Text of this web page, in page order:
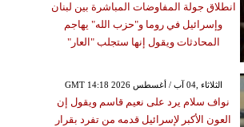
انطلاق جولة المفاوضات المباشرة بين لبنان
وإسرائيل في روما و"حزب الله" يهاجم
المحادثات ويقول إنها ستجلب "العار"
GMT 14:18 2026 الثلاثاء ,04 آب / أغسطس
نواف سلام يرد على نعيم قاسم ويقول إن
العون الأكبر لإسرائيل قدمه من تفرد بقرار